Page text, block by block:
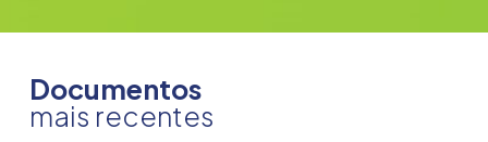
Documentos
mais recentes